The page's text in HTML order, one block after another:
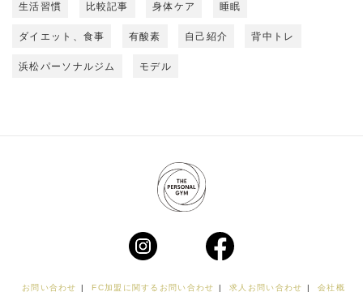
生活習慣 比較記事 身体ケア 睡眠
ダイエット、食事 有酸素 自己紹介 背中トレ
浜松パーソナルジム モデル
お問い合わせ | FC加盟に関するお問い合わせ | 求人お問い合わせ |
会社概